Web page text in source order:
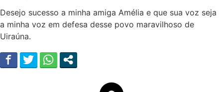
Desejo sucesso a minha amiga Amélia e que sua voz seja
a minha voz em defesa desse povo maravilhoso de
Uiraúna.